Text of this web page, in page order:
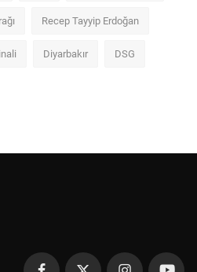
Recep Tayyip Erdoğan
Diyarbakır DSG